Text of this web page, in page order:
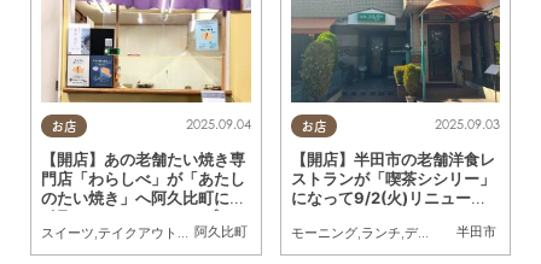
お店
阿久比町
2025.09.04
【開店】あの老舗たい焼き専
門店「わらしべ」が「あたし
のたい焼き」へ阿久比町に9/
1(月)リニューアルオープン
スイーツ,テイクアウト ,開店,専門店 まちネタ
お店
半田市
2025.09.03
【開店】半田市の老舗洋食レ
ストランが「喫茶シシリー」
になって9/2(火)リニューア
モーニング,ランチ,ディナー ,開店,リニュ